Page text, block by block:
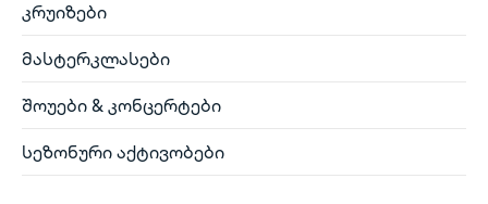
კრუიზები
მასტერკლასები
შოუები & კონცერტები
სეზონური აქტივობები